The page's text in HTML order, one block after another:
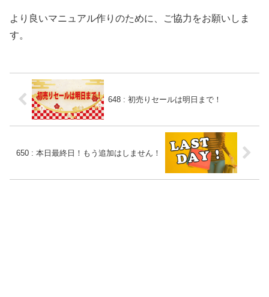
より良いマニュアル作りのために、ご協力をお願いしま
す。
648 : 初売りセールは明日まで！
650 : 本日最終日！もう追加はしません！